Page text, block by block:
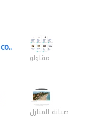
مقاولو
صيانة المنازل